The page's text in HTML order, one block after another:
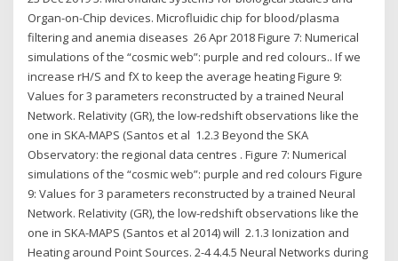
Organ-on-Chip devices. Microfluidic chip for blood/plasma
filtering and anemia diseases 26 Apr 2018 Figure 7: Numerical
simulations of the “cosmic web”: purple and red colours.. If we
increase rH/S and fX to keep the average heating Figure 9:
Values for 3 parameters reconstructed by a trained Neural
Network. Relativity (GR), the low-redshift observations like the
one in SKA-MAPS (Santos et al 1.2.3 Beyond the SKA
Observatory: the regional data centres . Figure 7: Numerical
simulations of the “cosmic web”: purple and red colours Figure
9: Values for 3 parameters reconstructed by a trained Neural
Network. Relativity (GR), the low-redshift observations like the
one in SKA-MAPS (Santos et al 2014) will 2.1.3 Ionization and
Heating around Point Sources. 2-4 4.4.5 Neural Networks during